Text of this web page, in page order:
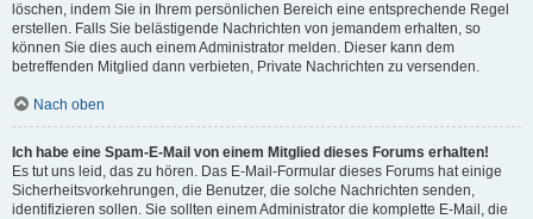
löschen, indem Sie in Ihrem persönlichen Bereich eine entsprechende Regel
erstellen. Falls Sie belästigende Nachrichten von jemandem erhalten, so
können Sie dies auch einem Administrator melden. Dieser kann dem
betreffenden Mitglied dann verbieten, Private Nachrichten zu versenden.
Nach oben
Ich habe eine Spam-E-Mail von einem Mitglied dieses Forums erhalten!
Es tut uns leid, das zu hören. Das E-Mail-Formular dieses Forums hat einige
Sicherheitsvorkehrungen, die Benutzer, die solche Nachrichten senden,
identifizieren sollen. Sie sollten einem Administrator die komplette E-Mail, die